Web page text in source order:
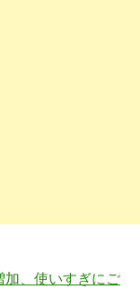
加、使いすぎにご